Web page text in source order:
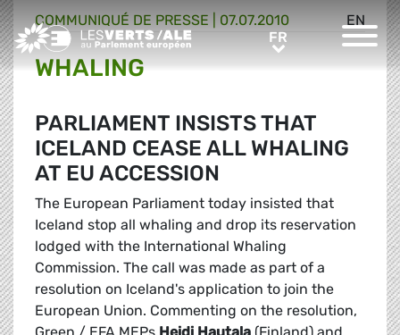
Greens/EFA Home FRFR
EN
COMMUNIQUÉ DE PRESSE 07.07.2010
WHALING
PARLIAMENT INSISTS THAT
ICELAND CEASE ALL WHALING
AT EU ACCESSION
The European Parliament today insisted that
Iceland stop all whaling and drop its reservation
lodged with the International Whaling
Commission. The call was made as part of a
resolution on Iceland's application to join the
European Union. Commenting on the resolution,